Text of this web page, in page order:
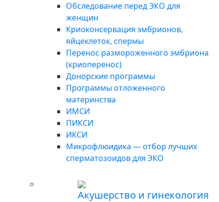
Обследование перед ЭКО для
женщин
Криоконсервация эмбрионов,
яйцеклеток, спермы
Перенос размороженного эмбриона
(криоперенос)
Донорские программы
Программы отложенного
материнства
ИМСИ
ПИКСИ
ИКСИ
Микрофлюидика — отбор лучших
сперматозоидов для ЭКО
Акушерство и гинекология